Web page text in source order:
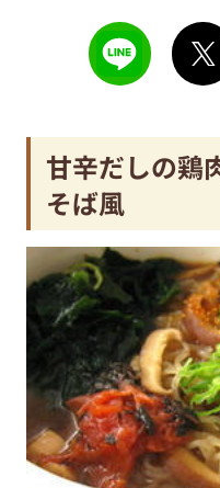
甘辛だしの鶏
そば風